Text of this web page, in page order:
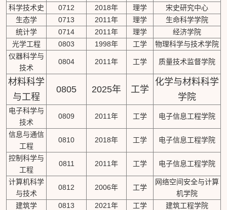
科学技术史
0712 2018年 理学
宋史研究中心
生态学
0713 2011年 理学
生命科学学院
统计学
0714 2011年 理学
经济学院
光学工程
0803 1998年 工学
物理科学与技术学院
仪器科学与
技术
0804 2011年 工学 质量技术监督学院
材料科学
与工程
0805 2025年 工学
化学与材料科学
学院
电子科学与
技术
0809 2011年 工学 电子信息工程学院
信息与通信
工程
0810 2018年 工学 电子信息工程学院
控制科学与
工程
0811 2011年 工学 电子信息工程学院
计算机科学
与技术
0812 2006年 工学
网络空间安全与计算
机学院
建筑学
0813 2021年 工学
建筑工程学院